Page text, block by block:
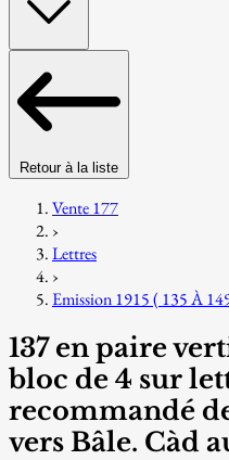
Retour à la liste
Vente 177
›
Lettres
›
Emission 1915 ( 135 À
137 en paire
bloc de 4 sur
recommandé
vers Bâle. Càd